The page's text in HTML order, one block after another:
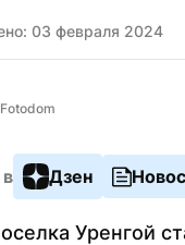
03 февраля 2024
Дзен
Уренгой